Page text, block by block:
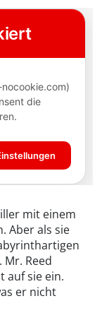
mit einem
Aber als sie
Reed
auf sie ein.
er nicht